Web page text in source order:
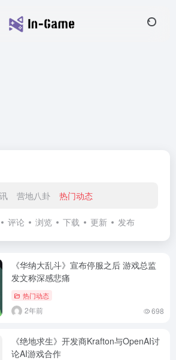
营地八卦 热门动态
评论 浏览 下载 更新 发布
《华纳大乱斗》宣布停服之后 游戏总监
发文称深感悲痛
热门动态
2年前 698
《绝地求生》开发商Krafton与OpenAI讨
论AI游戏合作